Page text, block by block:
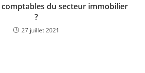
du secteur immobilier
?
27 juillet 2021